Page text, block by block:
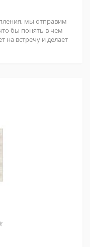
мы отправим
бы понять в чем
на встречу и делает